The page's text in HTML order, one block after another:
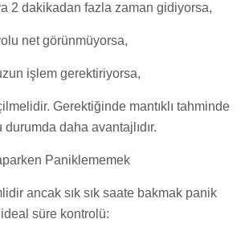
fazla zaman gidiyorsa,
görünmüyorsa,
gerektiriyorsa,
Gerektiğinde mantıklı tahminde
daha avantajlıdır.
Paniklememek
ancak sık sık saate bakmak panik
süre kontrolü: